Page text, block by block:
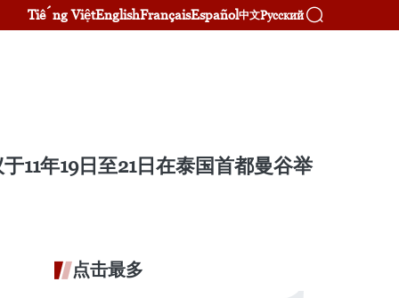
Tiếng ViệtEnglishFrançaisEspañol中文Русский
11年19日至21日在泰国首都曼谷举
点击最多